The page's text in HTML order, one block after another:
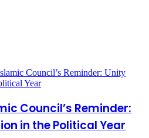
Council’s Reminder:
in the Political Year